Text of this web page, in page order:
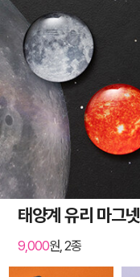
태양계 유리 마그넷
9,000원, 2종